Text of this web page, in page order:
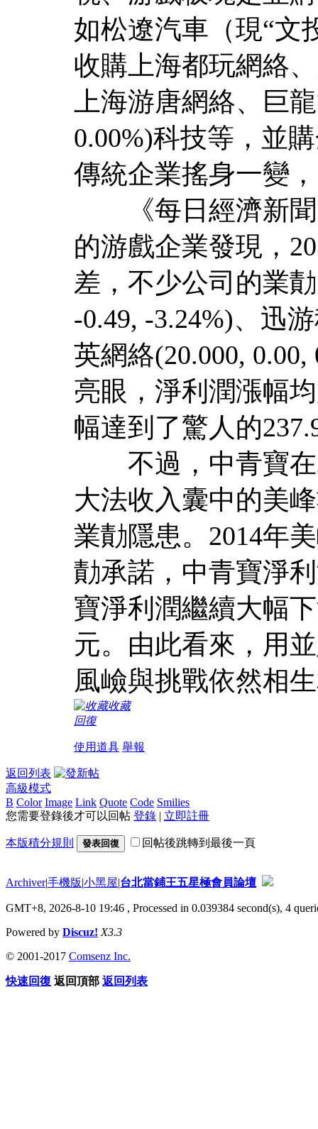
如松遼汽車（現“文
收購上海都玩網絡
上海游唐網絡、巨
0.00%)科技等，並
傳統企業搖身一變
《每日經濟新聞
的游戲企業發現，
差，不少公司的業
-0.49, -3.24%)、迅
英網絡(20.000,
亮眼，淨利潤漲幅
幅達到了驚人的
不過，中青寶在
大法收入囊中的美
業勣隱患。2014年
勣承諾，中青寶淨
寶淨利潤繼續大幅
元。由此看來，用
風嶮與挑戰依然相
收藏
回復
使用道具 舉報
返回列表
高級模式
B Color Image Link Quote Code Smilies
您需要登錄後才可以回帖 登錄 | 立即註冊
本版積分規則 發表回復 回帖後跳轉到最後一頁
Archiver|手機版|小黑屋|台北當鋪王五星極會員論壇
GMT+8, 2026-8-10 19:46 , Processed in 0.039384 second(s), 4
Powered by Discuz! X3.3
© 2001-2017 Comsenz Inc.
快速回復 返回頂部 返回列表